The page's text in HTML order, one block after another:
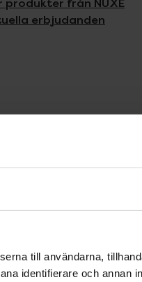
till användarna,
identifierare och annan
erbjudanden